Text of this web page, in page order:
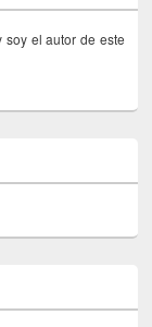
soy el autor de este